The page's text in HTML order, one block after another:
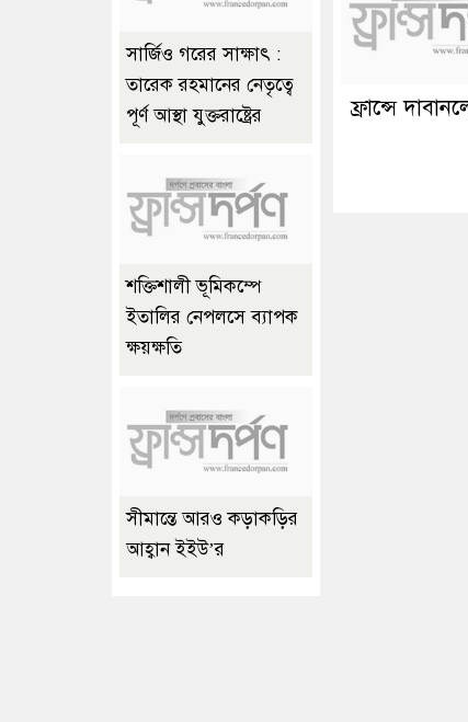
ফ্রান্সে
সার্জিও গরের সাক্ষাৎ :
তারেক রহমানের নেতৃত্বে
পূর্ণ আস্থা যুক্তরাষ্ট্রের
শক্তিশালী ভূমিকম্পে
ইতালির নেপলসে ব্যাপক
ক্ষয়ক্ষতি
সীমান্তে আরও কড়াকড়ির
আহ্বান ইইউ’র